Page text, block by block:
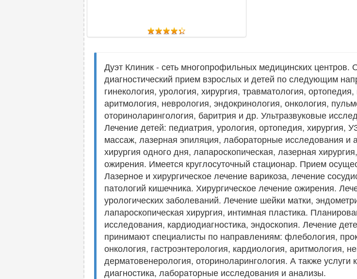
Дуэт Клиник - сеть многопрофильных медицинских центров.
диагностический прием взрослых и детей по следующим
гинекология, урология, хирургия, травматология,
аритмология, неврология, эндокринология, онкология,
оториноларингология, баритрия и др. Ультразвуковые
Лечение детей: педиатрия, урология, ортопедия, хирургия,
массаж, лазерная эпиляция, лабораторные исследования и
хирургия одного дня, лапароскопическая, лазерная
ожирения. Имеется круглосуточный стационар. Прием
Лазерное и хирургическое лечение варикоза, лечение
патологий кишечника. Хирургическое лечение ожирения.
урологических заболеваний. Лечение шейки матки,
лапароскопическая хирургия, интимная пластика.
исследования, кардиодиагностика, эндоскопия. Лечение
принимают специалисты по направлениям: флебология,
онкология, гастроэнтерология, кардиология, аритмология,
дерматовенерология, оториноларингология. А также
диагностика, лабораторные исследования и анализы.